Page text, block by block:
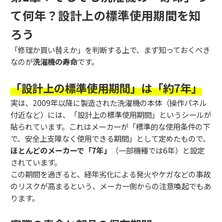
て何年？設計上の標準使用期間を知
ろう
「修理か買い替えか」を判断する上で、まず知っておくべき
なのが洗濯機の寿命です。
「設計上の標準使用期間」は「約7年」
実は、2009年以降に製造された洗濯機の本体（操作パネル
付近など）には、「設計上の標準使用期間」というシールが
貼られています。これはメーカーが「標準的な使用条件の下
で、安全上支障なく使用できる期間」として定めたもので、
ほとんどのメーカーで「7年」
（一部機種では6年）と設定
されています。
この期間を過ぎると、経年劣化による発火やケガなどの事故
のリスクが高まるという、メーカー側からの注意喚起でもあ
ります。